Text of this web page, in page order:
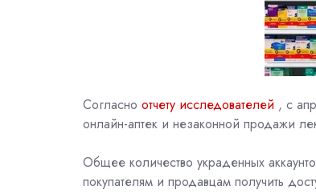
Согласно отчету исследователей , с
онлайн-аптек и незаконной продажи
Общее количество украденных
покупателям и продавцам получить